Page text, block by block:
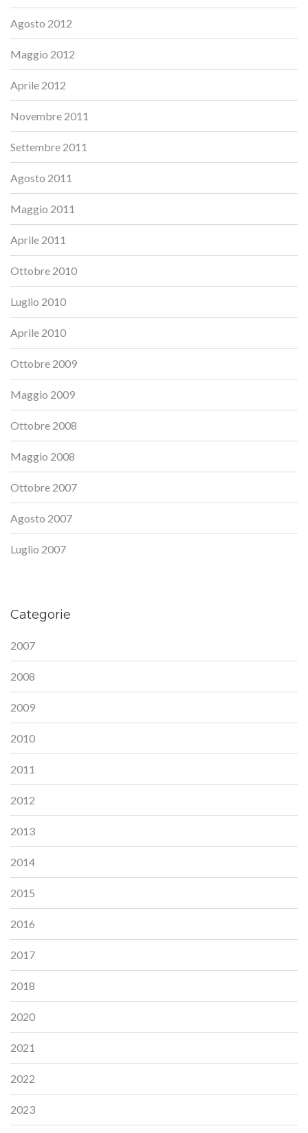
Agosto 2012
Maggio 2012
Aprile 2012
Novembre 2011
Settembre 2011
Agosto 2011
Maggio 2011
Aprile 2011
Ottobre 2010
Luglio 2010
Aprile 2010
Ottobre 2009
Maggio 2009
Ottobre 2008
Maggio 2008
Ottobre 2007
Agosto 2007
Luglio 2007
Categorie
2007
2008
2009
2010
2011
2012
2013
2014
2015
2016
2017
2018
2020
2021
2022
2023